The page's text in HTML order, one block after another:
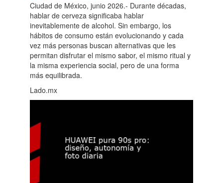
Ciudad de México, junio 2026.- Durante décadas,
hablar de cerveza significaba hablar
inevitablemente de alcohol. Sin embargo, los
hábitos de consumo están evolucionando y cada
vez más personas buscan alternativas que les
permitan disfrutar el mismo sabor, el mismo ritual y
la misma experiencia social, pero de una forma
más equilibrada.
Lado.mx